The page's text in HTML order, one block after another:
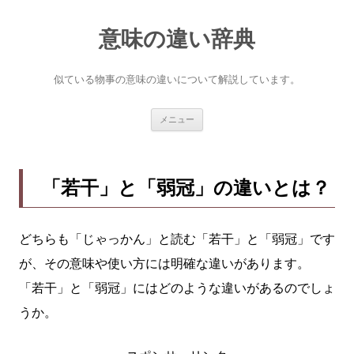
意味の違い辞典
似ている物事の意味の違いについて解説しています。
メニュー
ス
「若干」と「弱冠」の違いとは？
どちらも「じゃっかん」と読む「若干」と「弱冠」です
が、その意味や使い方には明確な違いがあります。
「若干」と「弱冠」にはどのような違いがあるのでしょ
うか。